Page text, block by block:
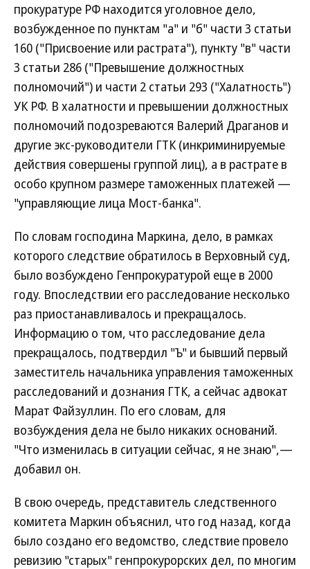
прокуратуре РФ находится уголовное дело,
возбужденное по пунктам "а" и "б" части 3 статьи
160 ("Присвоение или растрата"), пункту "в" части
3 статьи 286 ("Превышение должностных
полномочий") и части 2 статьи 293 ("Халатность")
УК РФ. В халатности и превышении должностных
полномочий подозреваются Валерий Драганов и
другие экс-руководители ГТК (инкриминируемые
действия совершены группой лиц), а в растрате в
особо крупном размере таможенных платежей —
"управляющие лица Мост-банка".
По словам господина Маркина, дело, в рамках
которого следствие обратилось в Верховный суд,
было возбуждено Генпрокуратурой еще в 2000
году. Впоследствии его расследование несколько
раз приостанавливалось и прекращалось.
Информацию о том, что расследование дела
прекращалось, подтвердил "Ъ" и бывший первый
заместитель начальника управления таможенных
расследований и дознания ГТК, а сейчас адвокат
Марат Файзуллин. По его словам, для
возбуждения дела не было никаких оснований.
"Что изменилась в ситуации сейчас, я не знаю",—
добавил он.
В свою очередь, представитель следственного
комитета Маркин объяснил, что год назад, когда
было создано его ведомство, следствие провело
ревизию "старых" генпрокурорских дел, по многим